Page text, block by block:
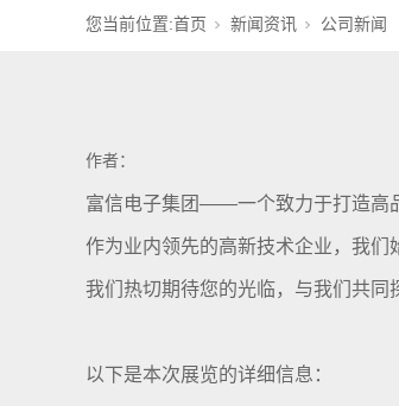
您当前位置:首页 新闻资讯 公司新闻
作者：
富信电子集团——一个致力于打造高
作为业内领先的高新技术企业，我们
我们热切期待您的光临，与我们共同
以下是本次展览的详细信息：